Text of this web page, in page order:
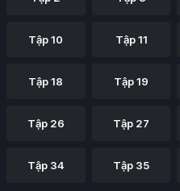
Tập 10 Tập 11
Tập 18 Tập 19
Tập 26 Tập 27
Tập 34 Tập 35